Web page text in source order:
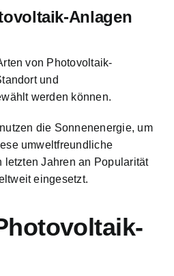
Anlagen
von Photovoltaik-
und
werden können.
die Sonnenenergie, um
umweltfreundliche
letzten Jahren an Popularität
eingesetzt.